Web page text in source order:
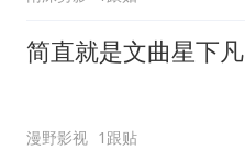
简直就是文曲星下凡
漫野影视 1跟贴